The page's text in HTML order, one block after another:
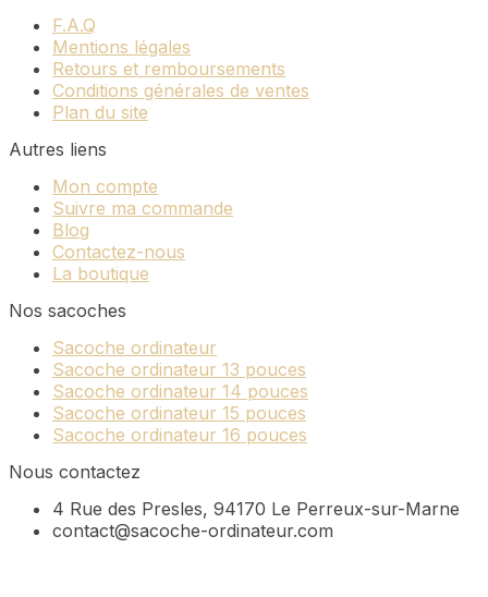
F.A.Q
Mentions légales
Retours et remboursements
Conditions générales de ventes
Plan du site
Autres liens
Mon compte
Suivre ma commande
Blog
Contactez-nous
La boutique
Nos sacoches
Sacoche ordinateur
Sacoche ordinateur 13 pouces
Sacoche ordinateur 14 pouces
Sacoche ordinateur 15 pouces
Sacoche ordinateur 16 pouces
Nous contactez
4 Rue des Presles, 94170 Le Perreux-sur-Marne
contact@sacoche-ordinateur.com